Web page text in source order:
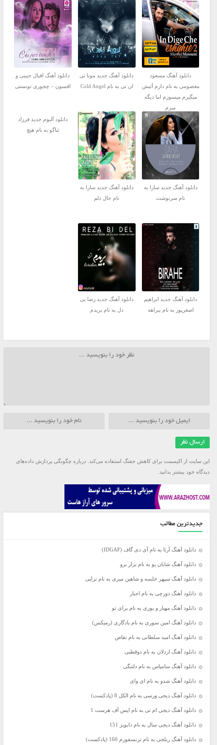
دانلود آهنگ مسعود
معصومی به نام دارم آتیش
میگیرم میسوزم اما دیگه
میرم
دانلود آهنگ جدید مونا تی
ان تی به نام Cold Angel
دانلود آهنگ اقبال حبیبی و
افسون – چجوری تونستی
دانلود آهنگ جدید سارا به
نام سرنوشت
دانلود آهنگ جدید سارا به
نام حال دلم
دانلود آلبوم جدید فرزاد
ثناگو به نام هیچ
دانلود آهنگ جدید ابراهیم
اصغرپور به نام بیراهه
دانلود آهنگ جدید رضا بی
دل به نام بریدم
این سایت از اکیسمت برای کاهش جفنگ استفاده می‌کند. درباره چگونگی پردازش داده‌های
دیدگاه خود بیشتر بدانید.
جدیدترین مطالب
دانلود آهنگ آرتا به نام آی دی گاف (IDGAF)
دانلود آهنگ شایان یو به نام بزار برو
دانلود آهنگ سپهر خلسه و شاهین میری به نام تراپی
دانلود آهنگ دورچی به نام اجبار
دانلود آهنگ مهیار و پوری به نام برای تو
دانلود آهنگ امین سوری به نام یادگاری (رمیکس)
دانلود آهنگ امید سلطانی به نام تقاص
دانلود آهنگ اردلان به نام دوقطبی
دانلود آهنگ سامیاس به نام دلتنگی
دانلود آهنگ شدو به نام ای وای
دانلود آهنگ دیجی ورسی به نام الکل 8 (پادکست)
دانلود آهنگ دیجی ام تی به نام ایس آف هرست 1
دانلود آهنگ دیجی سال به نام دابویز 151
دانلود آهنگ ریلجی به نام ترنسفورم 160 (پادکست)